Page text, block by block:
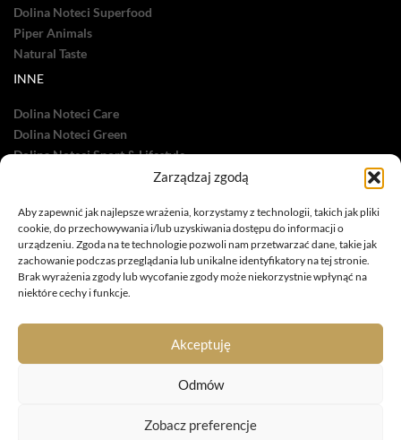
Zarządzaj zgodą
Aby zapewnić jak najlepsze wrażenia, korzystamy z technologii, takich jak pliki
cookie, do przechowywania i/lub uzyskiwania dostępu do informacji o
urządzeniu. Zgoda na te technologie pozwoli nam przetwarzać dane, takie jak
zachowanie podczas przeglądania lub unikalne identyfikatory na tej stronie.
Brak wyrażenia zgody lub wycofanie zgody może niekorzystnie wpłynąć na
niektóre cechy i funkcje.
Akceptuję
Odmów
Zobacz preferencje
Dolina Noteci Superfood
Piper Animals
Natural Taste
INNE
Dolina Noteci Care
Dolina Noteci Green
Dolina Noteci Sport & Lifestyle
marketing@dolina-noteci.pl